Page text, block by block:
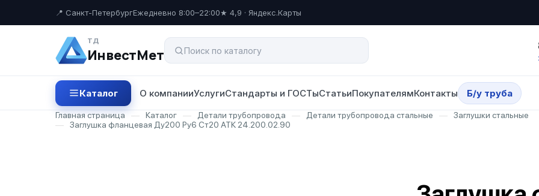
📍 Санкт-ПетербургЕжедневно 8:00–22:00★ 4,9 · Яндекс.Карты
ТД
ИнвестМет
Каталог О компанииУслугиСтандарты и ГОСТыСтатьиПокупателямКонтакты Б/у труба
Главная страница — Каталог — Детали трубопровода — Детали трубопровода стальные —
Заглушки стальные
—
Заглушка фланцевая Ду200 Ру6 Ст20 АТК 24.200.02.90